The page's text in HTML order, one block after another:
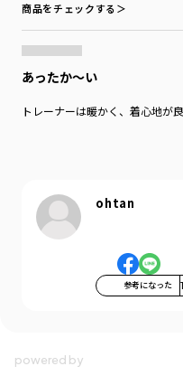
商品をチェックする＞
あったか～い
トレーナーは暖かく、着心地が
ohtan
参考になった 1